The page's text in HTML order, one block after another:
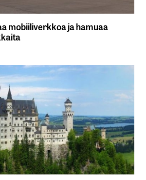
mobiiliverkkoa ja hamuaa